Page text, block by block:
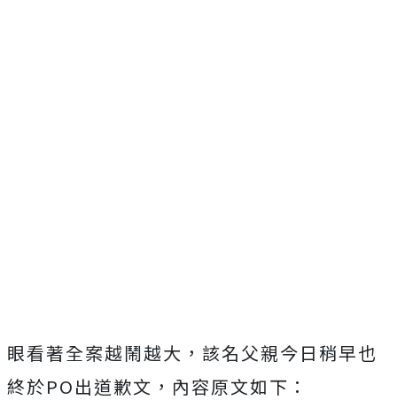
眼看著全案越鬧越大，該名父親今日稍早也
終於PO出道歉文，內容原文如下：